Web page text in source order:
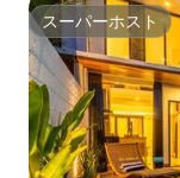
スーパーホスト
スーパーホスト